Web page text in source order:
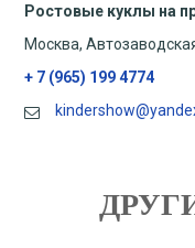
Ростовые куклы на
Москва,
+ 7 (965) 199 4774